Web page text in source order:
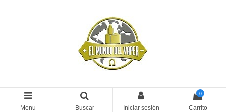
Menu Buscar Iniciar sesión
0
Carrito